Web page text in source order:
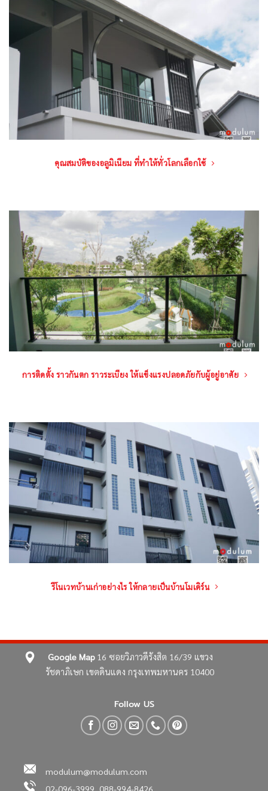
คุณสมบัติของอลูมิเนียม ที่ทำให้ทั่วโลกเลือกใช้
การติดตั้ง ราวกันตก ราวระเบียง ให้แข็งแรงปลอดภัยกับผู้อยู่อาศัย
รีโนเวทบ้านเก่าอย่างไร ให้กลายเป็นบ้านโมเดิร์น
Google Map 16 ซอยวิภาวดีรังสิต 16/39 แขวง
รัชดาภิเษก เขตดินแดง กรุงเทพมหานคร 10400
Follow US
modulum@modulum.com
02-096-3999, 088-994-8426